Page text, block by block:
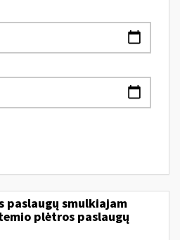
paslaugų smulkiajam
plėtros paslaugų